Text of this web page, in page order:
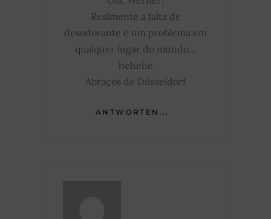
Realmente a falta de
desodorante é um problema em
qualquer lugar do mundo…
hehehe
Abraços de Düsseldorf
ANTWORTEN...